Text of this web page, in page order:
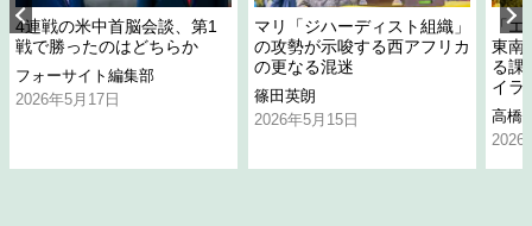
4連戦の米中首脳会談、第1
戦で勝ったのはどちらか
フォーサイト編集部
2026年5月17日
マリ「ジハーディスト組織」
の攻勢が示唆する西アフリカ
の更なる混迷
篠田英朗
2026年5月15日
「
東南
る課
イラ
高橋
2026